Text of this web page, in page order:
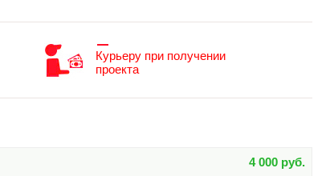
Курьеру при получении
проекта
4 000 руб.